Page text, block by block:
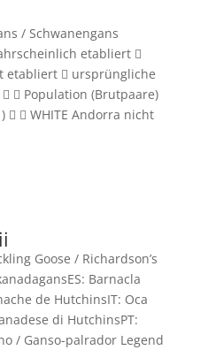
/ Schwanengans
etabliert 
etabliert  ursprüngliche
 Population (Brutpaare)
  WHITE Andorra nicht
Goose / Richardson’s
Barnacla
de HutchinsIT: Oca
di HutchinsPT:
/ Ganso-palrador Legend